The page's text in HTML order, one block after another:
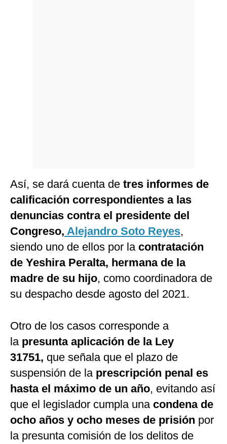
Así, se dará cuenta de tres informes de
calificación correspondientes a las
denuncias contra el presidente del
Congreso, Alejandro Soto Reyes,
siendo uno de ellos por la contratación
de Yeshira Peralta, hermana de la
madre de su hijo, como coordinadora de
su despacho desde agosto del 2021.
Otro de los casos corresponde a
la presunta aplicación de la Ley
31751, que señala que el plazo de
suspensión de la prescripción penal es
hasta el máximo de un año, evitando así
que el legislador cumpla unacondena de
ocho años y ocho meses de prisión por
la presunta comisión de los delitos de